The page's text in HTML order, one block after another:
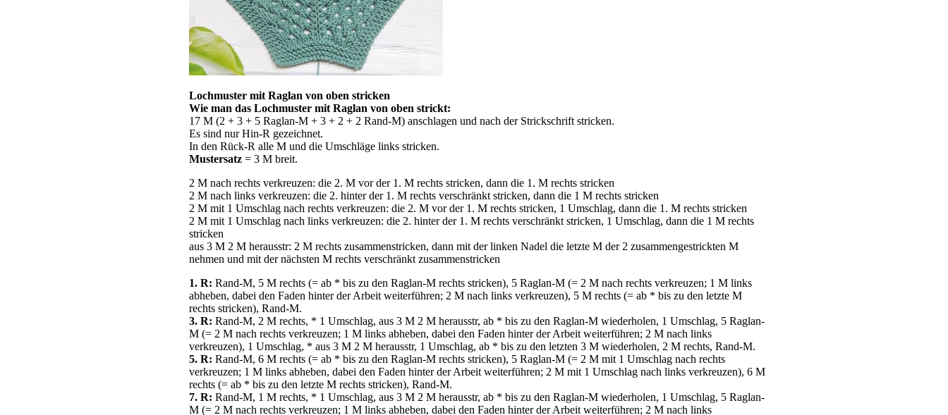
Lochmuster mit Raglan von oben stricken
Wie man das Lochmuster mit Raglan von oben strickt:
17 M (2 + 3 + 5 Raglan-M + 3 + 2 + 2 Rand-M) anschlagen und nach der Strickschrift stricken.
Es sind nur Hin-R gezeichnet.
In den Rück-R alle M und die Umschläge links stricken.
Mustersatz = 3 M breit.
2 M nach rechts verkreuzen: die 2. M vor der 1. M rechts stricken, dann die 1. M rechts stricken
2 M nach links verkreuzen: die 2. hinter der 1. M rechts verschränkt stricken, dann die 1 M rechts stricken
2 M mit 1 Umschlag nach rechts verkreuzen: die 2. M vor der 1. M rechts stricken, 1 Umschlag, dann die 1. M rechts stricken
2 M mit 1 Umschlag nach links verkreuzen: die 2. hinter der 1. M rechts verschränkt stricken, 1 Umschlag, dann die 1 M rechts
stricken
aus 3 M 2 M herausstr: 2 M rechts zusammenstricken, dann mit der linken Nadel die letzte M der 2 zusammengestrickten M
nehmen und mit der nächsten M rechts verschränkt zusammenstricken
1. R: Rand-M, 5 M rechts (= ab * bis zu den Raglan-M rechts stricken), 5 Raglan-M (= 2 M nach rechts verkreuzen; 1 M links
abheben, dabei den Faden hinter der Arbeit weiterführen; 2 M nach links verkreuzen), 5 M rechts (= ab * bis zu den letzte M
rechts stricken), Rand-M.
3. R: Rand-M, 2 M rechts, * 1 Umschlag, aus 3 M 2 M herausstr, ab * bis zu den Raglan-M wiederholen, 1 Umschlag, 5 Raglan-
M (= 2 M nach rechts verkreuzen; 1 M links abheben, dabei den Faden hinter der Arbeit weiterführen; 2 M nach links
verkreuzen), 1 Umschlag, * aus 3 M 2 M herausstr, 1 Umschlag, ab * bis zu den letzten 3 M wiederholen, 2 M rechts, Rand-M.
5. R: Rand-M, 6 M rechts (= ab * bis zu den Raglan-M rechts stricken), 5 Raglan-M (= 2 M mit 1 Umschlag nach rechts
verkreuzen; 1 M links abheben, dabei den Faden hinter der Arbeit weiterführen; 2 M mit 1 Umschlag nach links verkreuzen), 6 M
rechts (= ab * bis zu den letzte M rechts stricken), Rand-M.
7. R: Rand-M, 1 M rechts, * 1 Umschlag, aus 3 M 2 M herausstr, ab * bis zu den Raglan-M wiederholen, 1 Umschlag, 5 Raglan-
M (= 2 M nach rechts verkreuzen; 1 M links abheben, dabei den Faden hinter der Arbeit weiterführen; 2 M nach links